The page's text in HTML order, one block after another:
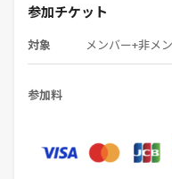
参加チケット
対象 メンバー+非メ
参加料